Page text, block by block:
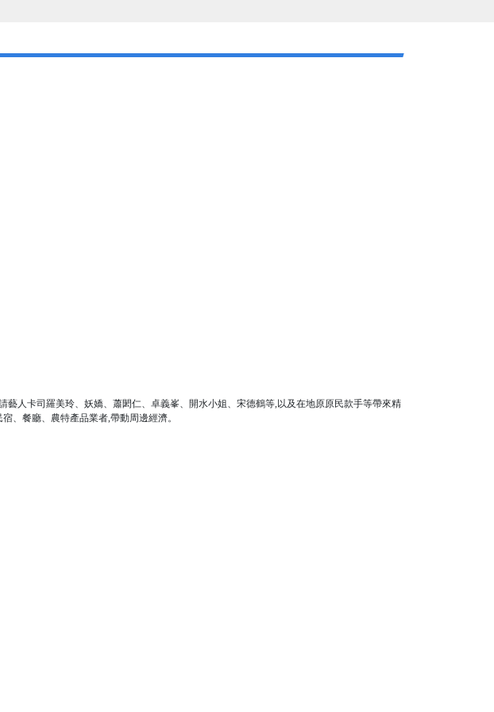
人卡司羅美玲、妖嬌、蕭閎仁、卓義峯、開水小姐、宋德鶴等,以及在地原原民款手等帶來精
、餐廳、農特產品業者,帶動周邊經濟。